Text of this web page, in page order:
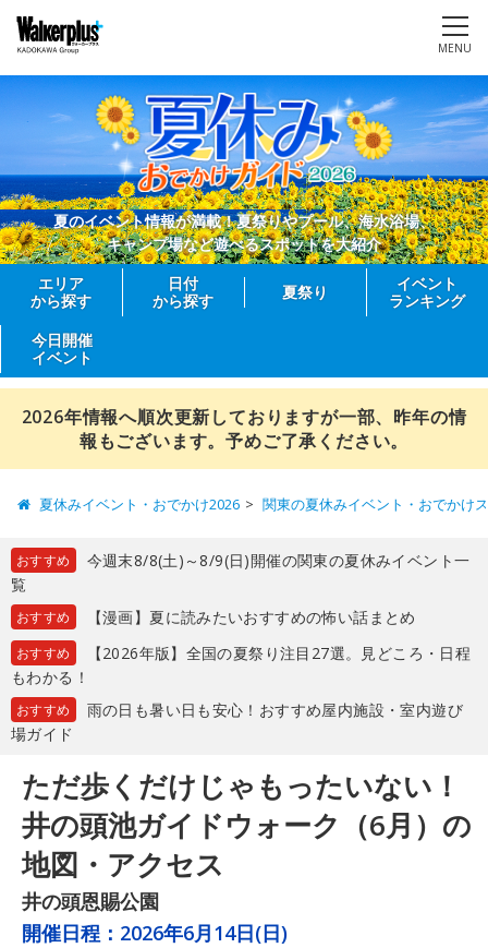
MENU
夏のイベント情報が満載！夏祭りやプール、海水浴場、
キャンプ場など遊べるスポットを大紹介
エリア
から探す
日付
から探す
夏祭り
イベント
ランキング
今日開催
イベント
2026年情報へ順次更新しておりますが一部、昨年の情
報もございます。予めご了承ください。
夏休みイベント・おでかけ2026 関東の夏休みイベント・おでかけ
おすすめ
今週末8/8(土)～8/9(日)開催の関東の夏休みイベント一
覧
おすすめ 【漫画】夏に読みたいおすすめの怖い話まとめ
おすすめ
【2026年版】全国の夏祭り注目27選。見どころ・日程
もわかる！
おすすめ
雨の日も暑い日も安心！おすすめ屋内施設・室内遊び
場ガイド
ただ歩くだけじゃもったいない！
井の頭池ガイドウォーク（6月）の
地図・アクセス
井の頭恩賜公園
開催日程： 2026年6月14日(日)